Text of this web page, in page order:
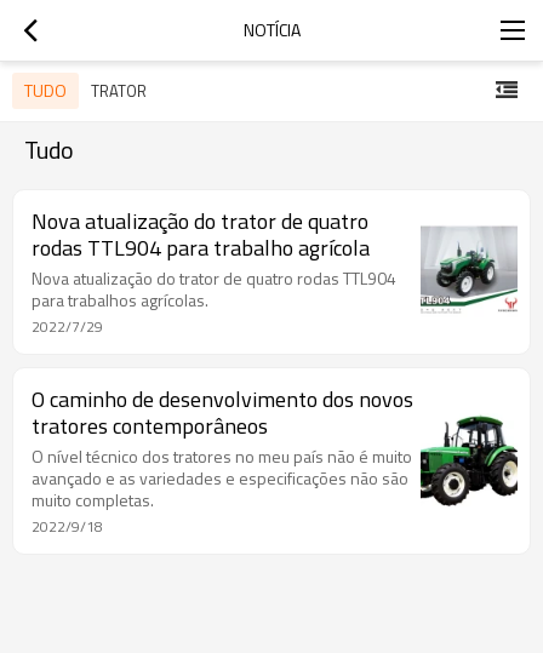
NOTÍCIA
TUDO TRATOR
Tudo
Nova atualização do trator de quatro
rodas TTL904 para trabalho agrícola
Nova atualização do trator de quatro rodas TTL904
para trabalhos agrícolas.
2022/7/29
O caminho de desenvolvimento dos novos
tratores contemporâneos
O nível técnico dos tratores no meu país não é muito
avançado e as variedades e especificações não são
muito completas.
2022/9/18